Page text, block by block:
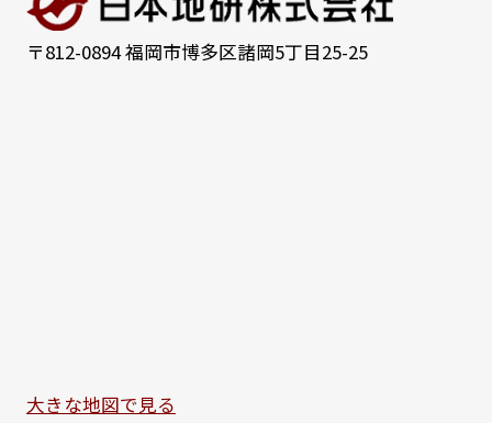
〒812-0894 福岡市博多区諸岡5丁目25-25
大きな地図で見る